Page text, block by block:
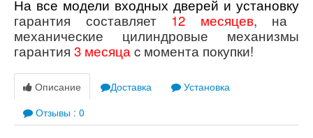
Лабиринт Трендо
Лабиринт Тундра Плюс
Лабиринт Урбан
Лабиринт Фрост
Лабиринт Шторм
Лабиринт Эволаб
Двери Про
Двери Интекрон
Интекрон Брайтон Антрацит
На все модели входных дверей и установку
гарантия составляет 12 месяцев, на
механические цилиндровые механизмы
гарантия 3 месяца c момента покупки!
Описание Доставка
Установка
Отзывы : 0